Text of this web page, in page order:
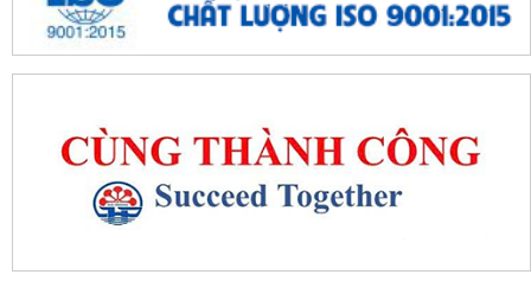
lượng hoạt động của Chi bộ Cơ...
Lễ chào cờ tháng 8: Đặc khu Cát Hải tăng tốc thực hiện các nhiệm vụ
Người đứng đầu cấp ủy, chính quyền Đặc khu Cát Hải đối thoại trực tiếp
với Nhân dân
Nâng cao chất lượng hoạt động ủy thác vay vốn chính sách tại đặc khu